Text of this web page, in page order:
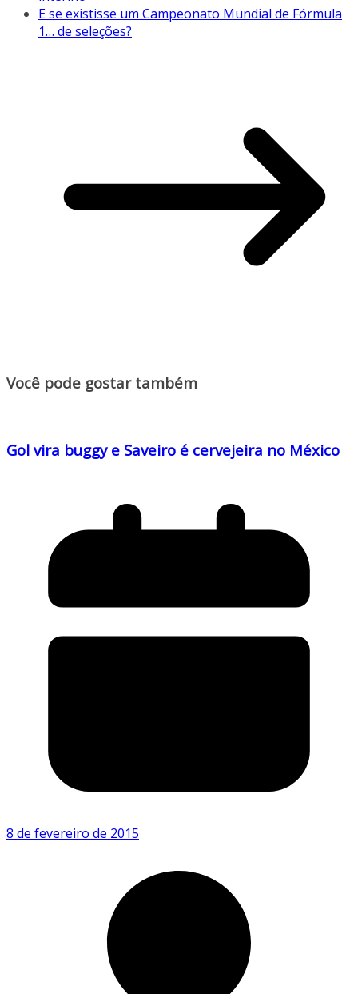
E se existisse um Campeonato Mundial de Fórmula
1… de seleções?
Você pode gostar também
Gol vira buggy e Saveiro é cervejeira no México
8 de fevereiro de 2015